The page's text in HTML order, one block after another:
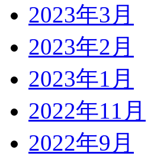
2023年3月
2023年2月
2023年1月
2022年11月
2022年9月